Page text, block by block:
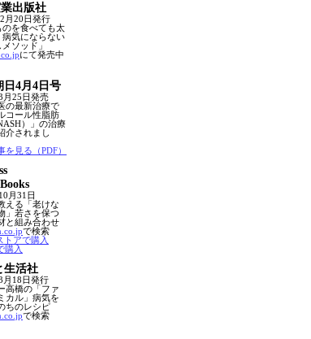
出版社
月20日発行
のを食べても太
病気にならない
メソッド」
にて発売中
日4月4日号
月25日発売
の最新治療で
コール性脂肪
）」の治療
介されまし
を見る（PDF）
月31日
える「老けな
」若さを保つ
と組み合わせ
で検索
トアで購入
購入
生活社
月18日発行
高橋の「ファ
カル」病気を
ちのレシピ
で検索